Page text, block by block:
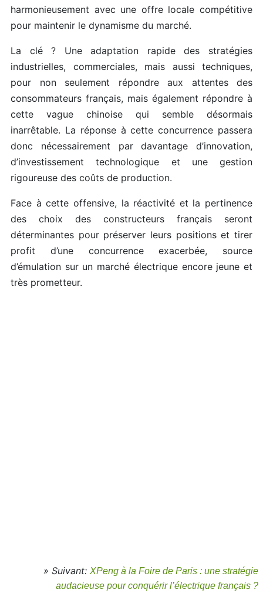
harmonieusement avec une offre locale compétitive
pour maintenir le dynamisme du marché.
La clé ? Une adaptation rapide des stratégies
industrielles, commerciales, mais aussi techniques,
pour non seulement répondre aux attentes des
consommateurs français, mais également répondre à
cette vague chinoise qui semble désormais
inarrêtable. La réponse à cette concurrence passera
donc nécessairement par davantage d’innovation,
d’investissement technologique et une gestion
rigoureuse des coûts de production.
Face à cette offensive, la réactivité et la pertinence
des choix des constructeurs français seront
déterminantes pour préserver leurs positions et tirer
profit d’une concurrence exacerbée, source
d’émulation sur un marché électrique encore jeune et
très prometteur.
» Suivant: XPeng à la Foire de Paris : une stratégie
audacieuse pour conquérir l’électrique français ?